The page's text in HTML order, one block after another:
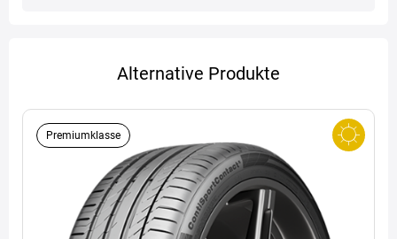
Alternative Produkte
Premiumklasse